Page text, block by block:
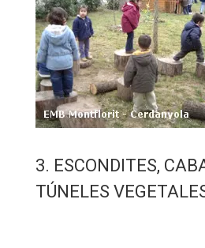
3. ESCONDITES,
TÚNELES